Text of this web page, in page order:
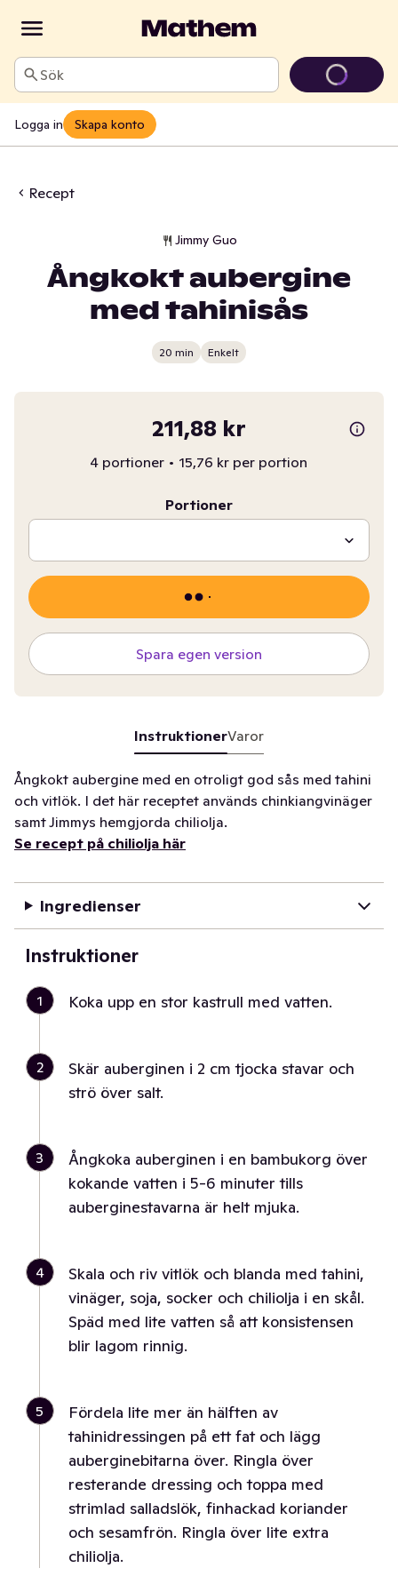
Sök
Logga in Skapa konto
Recept
Jimmy Guo
Ångkokt aubergine
med tahinisås
20 min Enkelt
211,88 kr
4 portioner • 15,76 kr per portion
Portioner
Spara egen version
InstruktionerVaror
Ångkokt aubergine med en otroligt god sås med tahini
och vitlök. I det här receptet används chinkiangvinäger
samt Jimmys hemgjorda chiliolja.
Se recept på chiliolja här
Ingredienser
Instruktioner
1 Koka upp en stor kastrull med vatten.
2
Skär auberginen i 2 cm tjocka stavar och
strö över salt.
3
Ångkoka auberginen i en bambukorg över
kokande vatten i 5-6 minuter tills
auberginestavarna är helt mjuka.
4
Skala och riv vitlök och blanda med tahini,
vinäger, soja, socker och chiliolja i en skål.
Späd med lite vatten så att konsistensen
blir lagom rinnig.
5
Fördela lite mer än hälften av
tahinidressingen på ett fat och lägg
auberginebitarna över. Ringla över
resterande dressing och toppa med
strimlad salladslök, finhackad koriander
och sesamfrön. Ringla över lite extra
chiliolja.